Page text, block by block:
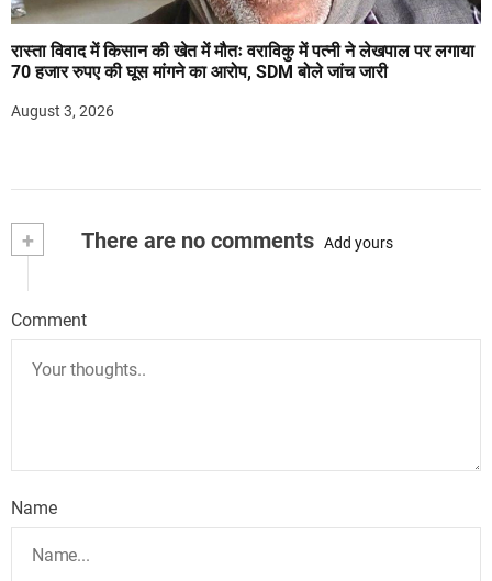
रास्ता विवाद में किसान की खेत में मौतः वराविकु में पत्नी ने लेखपाल पर लगाया
70 हजार रुपए की घूस मांगने का आरोप, SDM बोले जांच जारी
August 3, 2026
+ There are no comments Add yours
Comment
Name